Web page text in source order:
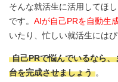
そんな就活生に活用してほ
です。 AIが自己PRを自動生
いたり、忙しい就活生にはぴ
自己PRで悩んでいるなら、
台を完成させましょう 。